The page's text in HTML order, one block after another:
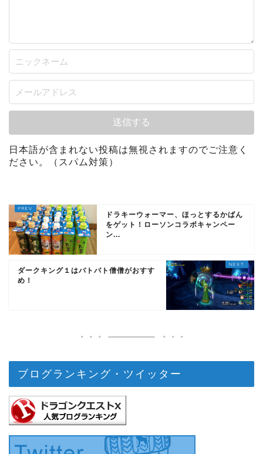
日本語が含まれない投稿は無視されますのでご注意く
ださい。（スパム対策）
ドラキーウォーマー、ほっとするかばん
をゲット！ローソンコラボキャンペー
ン...
ダークキング１はバトバト僧僧がおすす
め！
ブログランキング・ツイッター